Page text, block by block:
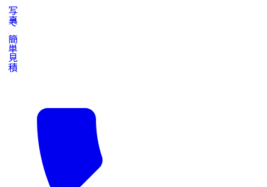
写真で簡単見積